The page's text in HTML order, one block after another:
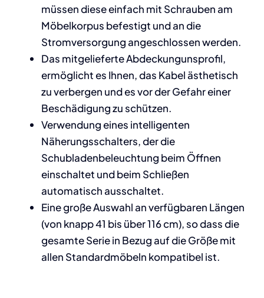
müssen diese einfach mit Schrauben am
Möbelkorpus befestigt und an die
Stromversorgung angeschlossen werden.
Das mitgelieferte Abdeckungunsprofil,
ermöglicht es Ihnen, das Kabel ästhetisch
zu verbergen und es vor der Gefahr einer
Beschädigung zu schützen.
Verwendung eines intelligenten
Näherungsschalters, der die
Schubladenbeleuchtung beim Öffnen
einschaltet und beim Schließen
automatisch ausschaltet.
Eine große Auswahl an verfügbaren Längen
(von knapp 41 bis über 116 cm), so dass die
gesamte Serie in Bezug auf die Größe mit
allen Standardmöbeln kompatibel ist.